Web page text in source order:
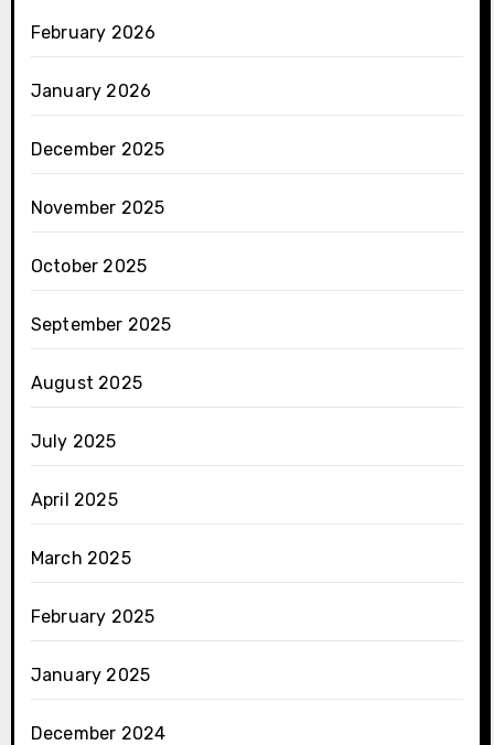
February 2026
January 2026
December 2025
November 2025
October 2025
September 2025
August 2025
July 2025
April 2025
March 2025
February 2025
January 2025
December 2024